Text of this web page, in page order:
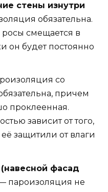
стены изнутри
обязательна.
росы смещается в
он будет постоянно
со
причем
проклеенная.
зависит от того,
защитили от влаги
фасад
пароизоляция не